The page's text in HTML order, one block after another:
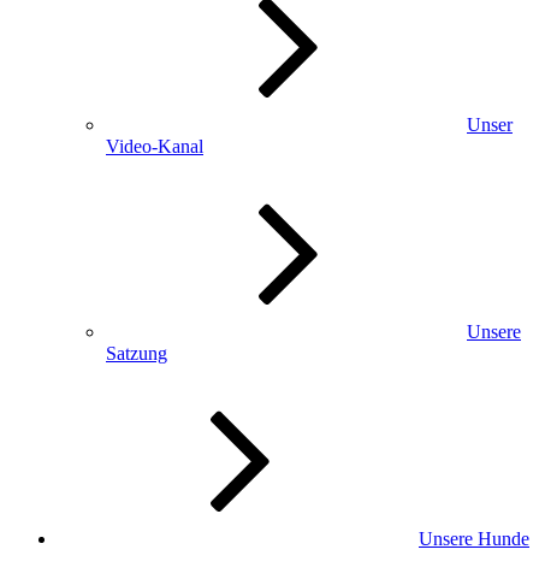
Unser
Video-Kanal
Unsere
Satzung
Unsere Hunde